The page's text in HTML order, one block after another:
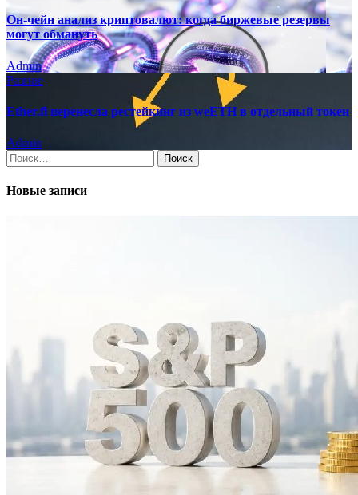
Он-чейн анализ криптовалют: когда биржевые резервы
могут обмануть
Admin
Разное
Ether.fi перенесла рестейкинг из weETH в отдельный токен
Admin
Найти:
Новые записи